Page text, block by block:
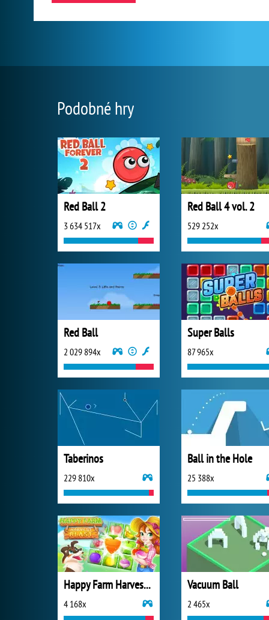
Podobné hry
Red Ball 2
3 634 517x
Red Ball 4 vol. 2
529 252x
Red Ball
2 029 894x
Super Balls
87 965x
Taberinos
229 810x
Ball in the Hole
25 388x
Happy Farm Harvest Blast
4 168x
Vacuum Ball
2 465x